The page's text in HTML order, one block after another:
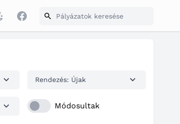
Facebook
Rendezés: Újak
Módosultak